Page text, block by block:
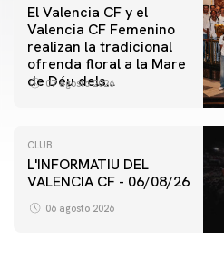
El Valencia CF y el
Valencia CF Femenino
realizan la tradicional
ofrenda floral a la Mare
de Déu dels
07 agosto 2026
CLUB
L'INFORMATIU DEL
VALENCIA CF - 06/08/26
06 agosto 2026
PRIMER EQUIPO
ENTRENAMIENTO DEL